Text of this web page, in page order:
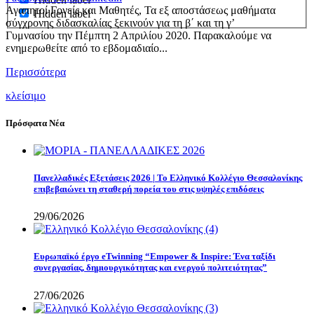
Hidden label
Αγαπητοί Γονείς και Μαθητές, Τα εξ αποστάσεως μαθήματα
σύγχρονης διδασκαλίας ξεκινούν για τη β΄ και τη γ’
Γυμνασίου την Πέμπτη 2 Απριλίου 2020. Παρακαλούμε να
ενημερωθείτε από το εβδομαδιαίο...
Περισσότερα
κλείσιμο
Πρόσφατα Νέα
Πανελλαδικές Εξετάσεις 2026 | Το Ελληνικό Κολλέγιο Θεσσαλονίκης
επιβεβαιώνει τη σταθερή πορεία του στις υψηλές επιδόσεις
29/06/2026
Eυρωπαϊκό έργο eTwinning “Empower & Inspire: Ένα ταξίδι
συνεργασίας, δημιουργικότητας και ενεργού πολιτειότητας”
27/06/2026